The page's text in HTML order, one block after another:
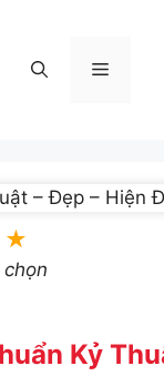
Menu
★
Kỷ